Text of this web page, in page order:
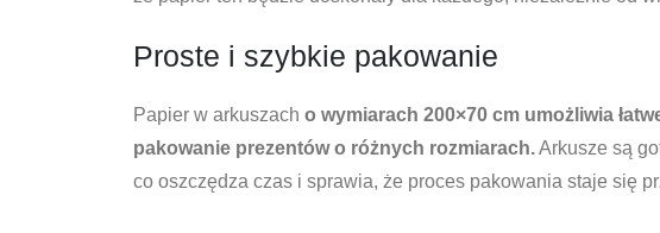
Proste i szybkie pakowanie
Papier w arkuszach o wymiarach 200×70 cm umożliwia
pakowanie prezentów o różnych rozmiarach.Arkusze są
co oszczędza czas i sprawia, że proces pakowania staje się